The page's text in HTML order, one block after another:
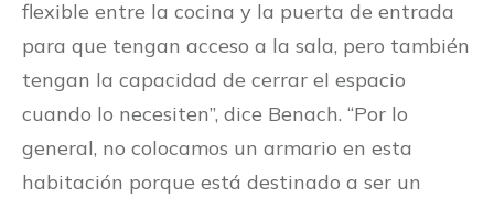
flexible entre la cocina y la puerta de entrada
para que tengan acceso a la sala, pero también
tengan la capacidad de cerrar el espacio
cuando lo necesiten”, dice Benach. “Por lo
general, no colocamos un armario en esta
habitación porque está destinado a ser un